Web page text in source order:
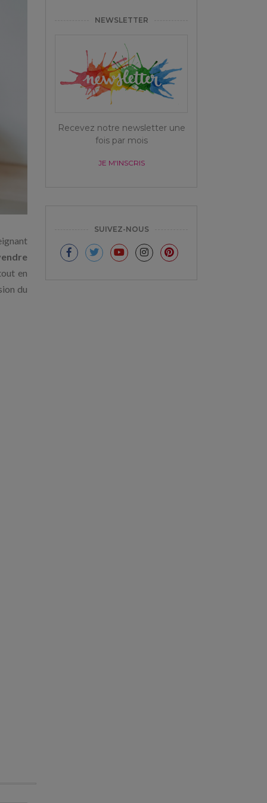
en
du
NEWSLETTER
Recevez notre newsletter une
fois par mois
JE M'INSCRIS
SUIVEZ-NOUS